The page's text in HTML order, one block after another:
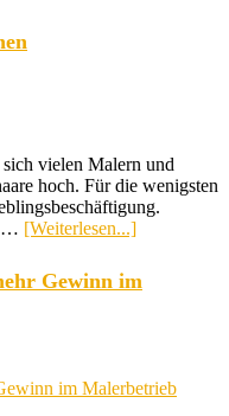
vielen Malern und
hoch. Für die wenigsten
… [Weiterlesen...]ÜberDurch
Geld
Gewinn im